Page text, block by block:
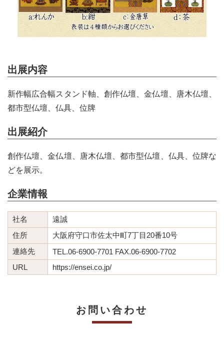
出展内容
新作幅広合幅スタンド軸、創作仏壇、金仏壇、唐木仏壇、
都市型仏壇、仏具、位牌
出展紹介
創作仏壇、金仏壇、唐木仏壇、都市型仏壇、仏具、位牌な
どを展示。
企業情報
社名
遠誠
住所
大阪府守口市佐太中町7丁目20番10号
連絡先
TEL.06-6900-7701 FAX.06-6900-7702
URL
https://ensei.co.jp/
お問い合わせ